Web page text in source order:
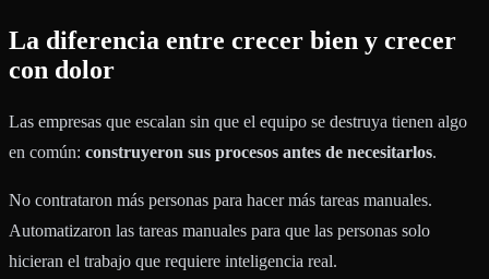
La diferencia entre crecer bien y crecer
con dolor
Las empresas que escalan sin que el equipo se destruya tienen algo
en común: construyeron sus procesos antes de necesitarlos.
No contrataron más personas para hacer más tareas manuales.
Automatizaron las tareas manuales para que las personas solo
hicieran el trabajo que requiere inteligencia real.